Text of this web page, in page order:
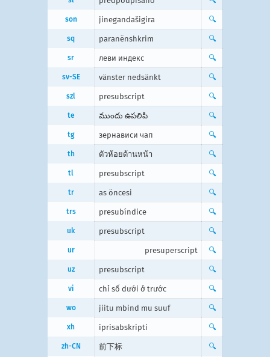
son jinegandašigira 🔍
sq paranënshkrim 🔍
sr леви индекс 🔍
sv-SE vänster nedsänkt 🔍
szl presubscript 🔍
te ముందు ఉపలిపి 🔍
tg зернависи чап 🔍
th ตัวห้อยด้านหน้า 🔍
tl presubscript 🔍
tr as öncesi 🔍
trs presubíndice 🔍
uk presubscript 🔍
ur presuperscript 🔍
uz presubscript 🔍
vi chỉ số dưới ở trước 🔍
wo jiitu mbind mu suuf 🔍
xh iprisabskripti 🔍
zh-CN 前下标 🔍